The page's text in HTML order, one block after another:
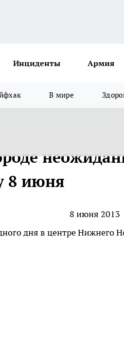
Инциденты Армия
В мире
8 июня
8 июня 2013
дня в центре Нижнего